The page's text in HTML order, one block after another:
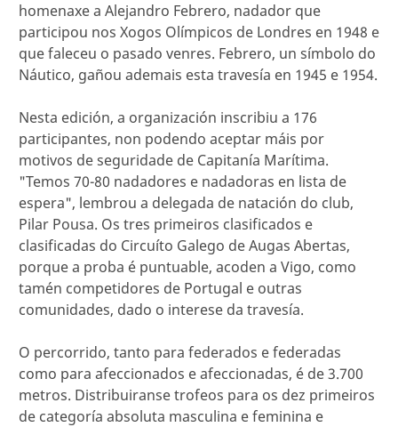
homenaxe a Alejandro Febrero, nadador que
participou nos Xogos Olímpicos de Londres en 1948 e
que faleceu o pasado venres. Febrero, un símbolo do
Náutico, gañou ademais esta travesía en 1945 e 1954.
Nesta edición, a organización inscribiu a 176
participantes, non podendo aceptar máis por
motivos de seguridade de Capitanía Marítima.
"Temos 70-80 nadadores e nadadoras en lista de
espera", lembrou a delegada de natación do club,
Pilar Pousa. Os tres primeiros clasificados e
clasificadas do Circuíto Galego de Augas Abertas,
porque a proba é puntuable, acoden a Vigo, como
tamén competidores de Portugal e outras
comunidades, dado o interese da travesía.
O percorrido, tanto para federados e federadas
como para afeccionados e afeccionadas, é de 3.700
metros. Distribuiranse trofeos para os dez primeiros
de categoría absoluta masculina e feminina e